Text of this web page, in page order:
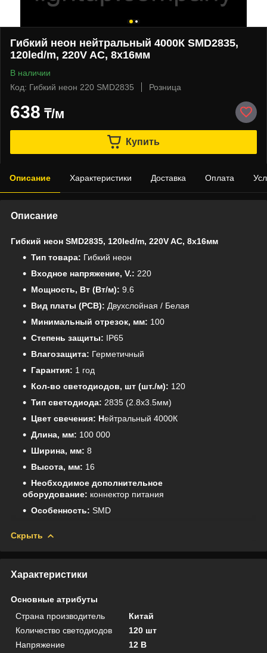
Гибкий неон нейтральный 4000К SMD2835,
120led/m, 220V AC, 8х16мм
В наличии
Код: Гибкий неон 220 SMD2835
Розница
638 ₸/м
Купить
Описание Характеристики Доставка Оплата
Описание
Гибкий неон SMD2835, 120led/m, 220V AC, 8х16мм
Тип товара: Гибкий неон
Входное напряжение, V.: 220
Мощность, Вт (Вт/м): 9.6
Вид платы (PCB): Двухслойная / Белая
Минимальный отрезок, мм: 100
Степень защиты: IP65
Влагозащита: Герметичный
Гарантия: 1 год
Кол-во светодиодов, шт (шт./м): 120
Тип светодиода: 2835 (2.8x3.5мм)
Цвет свечения: Нейтральный 4000К
Длина, мм: 100 000
Ширина, мм: 8
Высота, мм: 16
Необходимое дополнительное
оборудование: коннектор питания
Особенность: SMD
Скрыть
Характеристики
Основные атрибуты
Страна производитель
Китай
Количество светодиодов
120 шт
Напряжение
12 В